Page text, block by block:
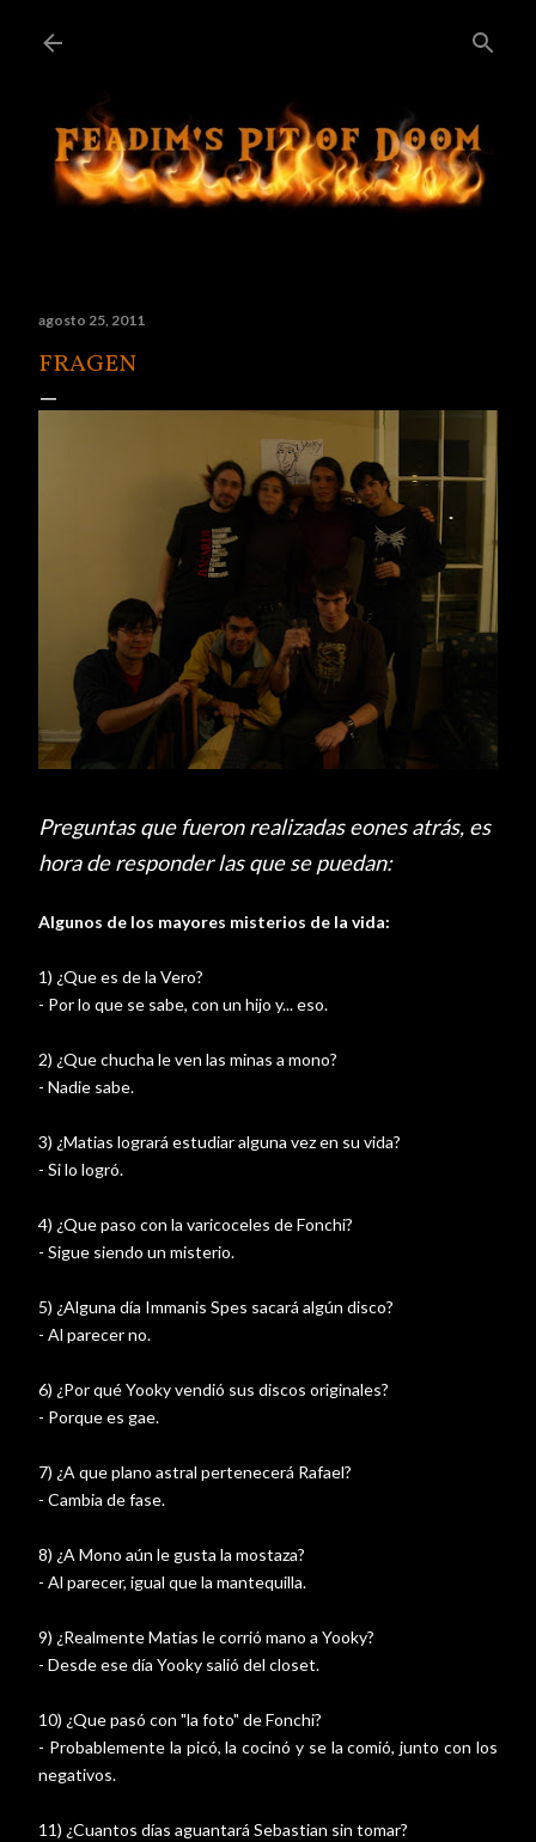
agosto 25, 2011
FRAGEN
Preguntas que fueron realizadas eones atrás, es
hora de responder las que se puedan:
Algunos de los mayores misterios de la vida:
1) ¿Que es de la Vero?
- Por lo que se sabe, con un hijo y... eso.
2) ¿Que chucha le ven las minas a mono?
- Nadie sabe.
3) ¿Matias logrará estudiar alguna vez en su vida?
- Si lo logró.
4) ¿Que paso con la varicoceles de Fonchi?
- Sigue siendo un misterio.
5) ¿Alguna día Immanis Spes sacará algún disco?
- Al parecer no.
6) ¿Por qué Yooky vendió sus discos originales?
- Porque es gae.
7) ¿A que plano astral pertenecerá Rafael?
- Cambia de fase.
8) ¿A Mono aún le gusta la mostaza?
- Al parecer, igual que la mantequilla.
9) ¿Realmente Matias le corrió mano a Yooky?
- Desde ese día Yooky salió del closet.
10) ¿Que pasó con "la foto" de Fonchi?
- Probablemente la picó, la cocinó y se la comió, junto con los
negativos.
11) ¿Cuantos días aguantará Sebastian sin tomar?